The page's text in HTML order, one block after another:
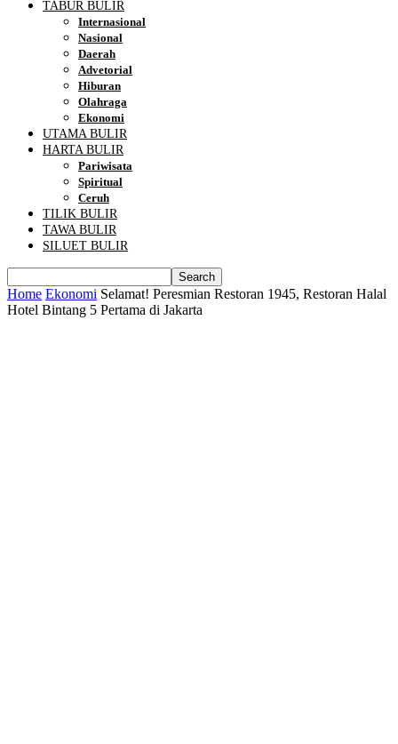
TABUR BULIR
Internasional
Nasional
Daerah
Advetorial
Hiburan
Olahraga
Ekonomi
UTAMA BULIR
HARTA BULIR
Pariwisata
Spiritual
Ceruh
TILIK BULIR
TAWA BULIR
SILUET BULIR
Home Ekonomi Selamat! Peresmian Restoran 1945, Restoran Halal
Hotel Bintang 5 Pertama di Jakarta